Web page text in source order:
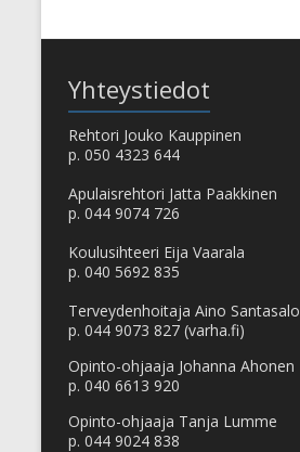
Yhteystiedot
Rehtori Jouko Kauppinen
p. 050 4323 644
Apulaisrehtori Jatta Paakkinen
p. 044 9074 726
Koulusihteeri Eija Vaarala
p. 040 5692 835
Terveydenhoitaja Aino Santasalo
p. 044 9073 827 (varha.fi)
Opinto-ohjaaja Johanna Ahonen
p. 040 6613 920
Opinto-ohjaaja Tanja Lumme
p. 044 9024 838